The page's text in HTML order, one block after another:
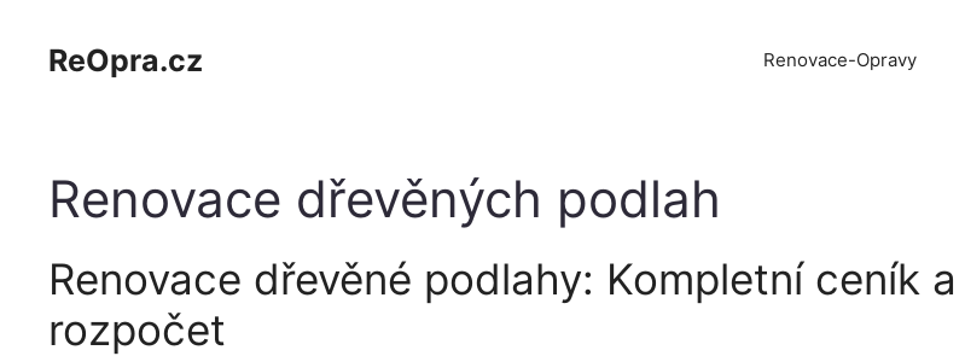
obsahReOpra.cz Renovace-Opravy
Renovace dřevěných podlah
Renovace dřevěné podlahy: Kompletní ceník a
rozpočet